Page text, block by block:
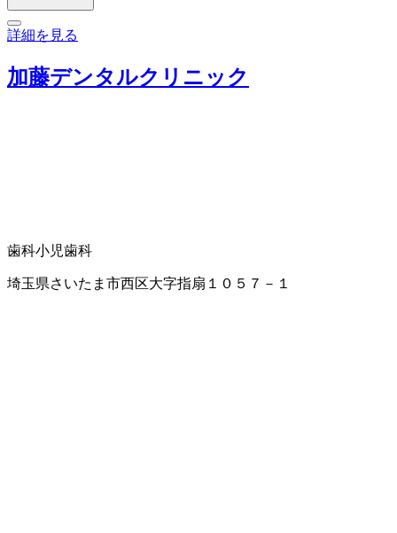
詳細を見る
加藤デンタルクリニック
歯科小児歯科
埼玉県さいたま市西区大字指扇１０５７－１